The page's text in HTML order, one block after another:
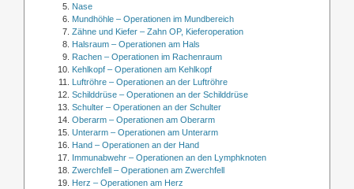
Nase
Mundhöhle – Operationen im Mundbereich
Zähne und Kiefer – Zahn OP, Kieferoperation
Halsraum – Operationen am Hals
Rachen – Operationen im Rachenraum
Kehlkopf – Operationen am Kehlkopf
Luftröhre – Operationen an der Luftröhre
Schilddrüse – Operationen an der Schilddrüse
Schulter – Operationen an der Schulter
Oberarm – Operationen am Oberarm
Unterarm – Operationen am Unterarm
Hand – Operationen an der Hand
Immunabwehr – Operationen an den Lymphknoten
Zwerchfell – Operationen am Zwerchfell
Herz – Operationen am Herz